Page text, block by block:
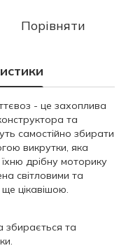
Порівняти
- це захоплива
та
самостійно збирати
викрутки, яка
дрібну моторику
світловими та
цікавішою.
та